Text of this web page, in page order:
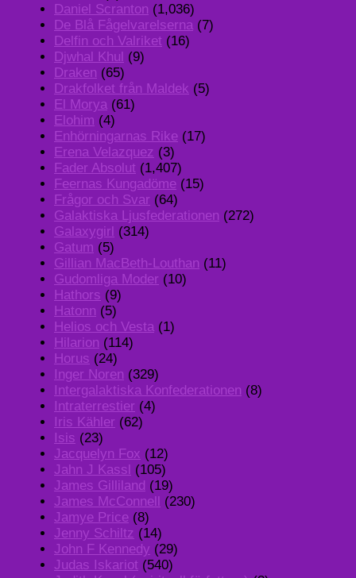
Daniel Scranton (1,036)
De Blå Fågelvarelserna (7)
Delfin och Valriket (16)
Djwhal Khul (9)
Draken (65)
Drakfolket från Maldek (5)
El Morya (61)
Elohim (4)
Enhörningarnas Rike (17)
Erena Velazquez (3)
Fader Absolut (1,407)
Feernas Kungadöme (15)
Frågor och Svar (64)
Galaktiska Ljusfederationen (272)
Galaxygirl (314)
Gatum (5)
Gillian MacBeth-Louthan (11)
Gudomliga Moder (10)
Hathors (9)
Hatonn (5)
Helios och Vesta (1)
Hilarion (114)
Horus (24)
Inger Noren (329)
Intergalaktiska Konfederationen (8)
Intraterrestier (4)
Iris Kähler (62)
Isis (23)
Jacquelyn Fox (12)
Jahn J Kassl (105)
James Gilliland (19)
James McConnell (230)
Jamye Price (8)
Jenny Schiltz (14)
John F Kennedy (29)
Judas Iskariot (540)